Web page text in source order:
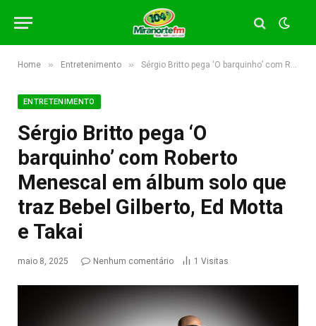
Home » Entretenimento » Sérgio Britto pega ‘O barquinho’ com Roberto Menescal em álbum solo que traz Bebel Gilberto, Ed Motta e Takai
ENTRETENIMENTO
Sérgio Britto pega ‘O
barquinho’ com Roberto
Menescal em álbum solo que
traz Bebel Gilberto, Ed Motta
e Takai
maio 8, 2025 Nenhum comentário 1 Visitas